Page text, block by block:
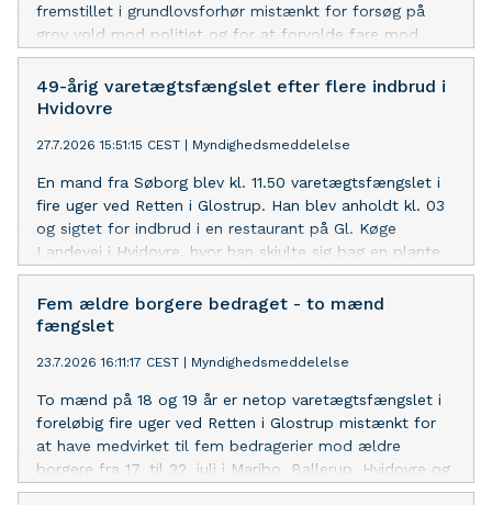
fremstillet i grundlovsforhør mistænkt for forsøg på
grov vold mod politiet og for at forvolde fare mod
politiet og andre trafikanter i forbindelse med, at han
forsøgte at undkøre fra politiet i Taastrup torsdag
formiddag i en efterlyst, stjålet varebil. Han blev
49-årig varetægtsfængslet efter flere indbrud i
Hvidovre
27.7.2026 15:51:15 CEST Myndighedsmeddelelse
En mand fra Søborg blev kl. 11.50 varetægtsfængslet i
fire uger ved Retten i Glostrup. Han blev anholdt kl. 03
og sigtet for indbrud i en restaurant på Gl. Køge
Landevej i Hvidovre, hvor han skjulte sig bag en plante
med et udbytte på to alkoholfrie øl og lidt kontanter.
Han er også sigtet for et indbrud natten før, hærværk
den 14. juli og endnu et indbrud i november – alle mod
for gentagelse. Manden ønskede ikke at udtale sig.
Fem ældre borgere bedraget - to mænd
fængslet
23.7.2026 16:11:17 CEST Myndighedsmeddelelse
To mænd på 18 og 19 år er netop varetægtsfængslet i
foreløbig fire uger ved Retten i Glostrup mistænkt for
at have medvirket til fem bedragerier mod ældre
borgere fra 17. til 22. juli i Maribo, Ballerup, Hvidovre og
Lyngby. Ofrene blev kontaktet af falske